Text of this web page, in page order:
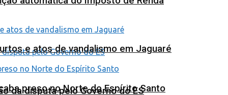
da disputa pelo Governo do ES
e atos de vandalismo em Jaguaré
preso no Norte do Espírito Santo